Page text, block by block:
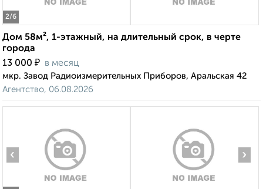
2/6
Дом 58м², 1-этажный, на длительный срок, в черте
города
13 000 ₽ в месяц
мкр. Завод Радиоизмерительных Приборов, Аральская 42
Агентство, 06.08.2026
‹ ›